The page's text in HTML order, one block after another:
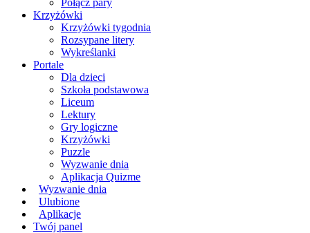
Krzyżówki
Krzyżówki tygodnia
Rozsypane litery
Wykreślanki
Portale
Dla dzieci
Szkoła podstawowa
Liceum
Lektury
Gry logiczne
Krzyżówki
Puzzle
Wyzwanie dnia
Aplikacja Quizme
Wyzwanie dnia
Ulubione
Aplikacje
Twój panel